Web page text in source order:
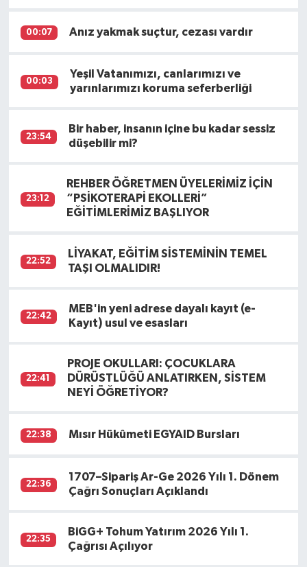
00:07 Anız yakmak suçtur, cezası vardır
00:03
Yeşil Vatanımızı, canlarımızı ve
yarınlarımızı koruma seferberliği
23:54
Bir haber, insanın içine bu kadar sessiz
düşebilir mi?
23:12
REHBER ÖĞRETMEN ÜYELERİMİZ İÇİN
“PSİKOTERAPİ EKOLLERİ”
EĞİTİMLERİMİZ BAŞLIYOR
22:52
LİYAKAT, EĞİTİM SİSTEMİNİN TEMEL
TAŞI OLMALIDIR!
22:42
MEB'in yeni adrese dayalı kayıt (e-
Kayıt) usul ve esasları
22:41
PROJE OKULLARI: ÇOCUKLARA
DÜRÜSTLÜĞÜ ANLATIRKEN, SİSTEM
NEYİ ÖĞRETİYOR?
22:38 Mısır Hükûmeti EGYAID Bursları
22:36
1707–Sipariş Ar-Ge 2026 Yılı 1. Dönem
Çağrı Sonuçları Açıklandı
22:35
BiGG+ Tohum Yatırım 2026 Yılı 1.
Çağrısı Açılıyor